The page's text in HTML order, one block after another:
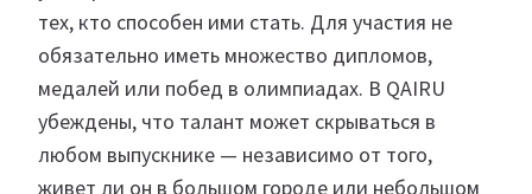
тех, кто способен ими стать. Для участия не
обязательно иметь множество дипломов,
медалей или побед в олимпиадах. В QAIRU
убеждены, что талант может скрываться в
любом выпускнике — независимо от того,
живет ли он в большом городе или небольшом